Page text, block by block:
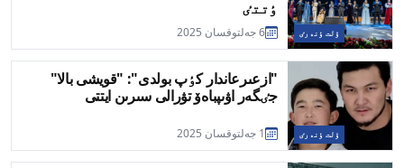
ۇلت ٶنەرٸ
ٶتتٸ
6 جەلتوقسان 2025
ۇلت ٶنەرٸ
"ازعىرعاندار كٶپ بولدى": "قويشى بالا"
جٸگەر اۋىپباەۆ تۋرالى سىرىن ايتتى
1 جەلتوقسان 2025